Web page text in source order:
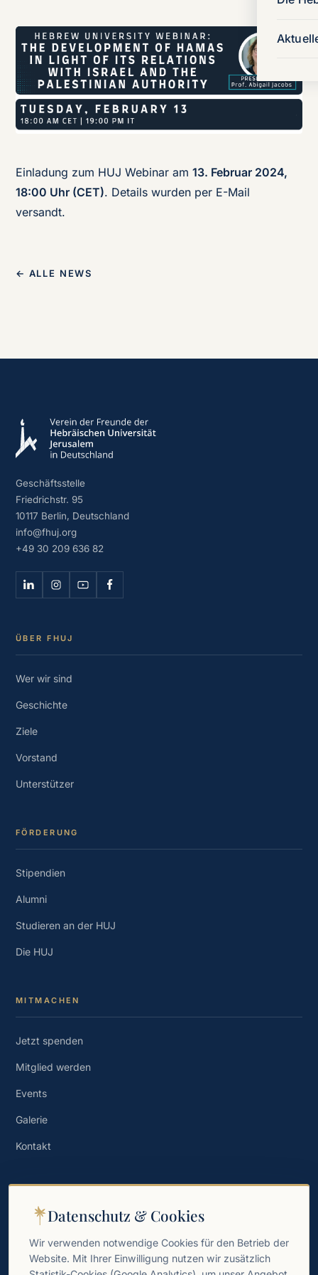
Einladung zum HUJ Webinar am 13. Februar 2024,
18:00 Uhr (CET). Details wurden per E-Mail
versandt.
← ALLE NEWS
Geschäftsstelle
Friedrichstr. 95
10117 Berlin, Deutschland
info@fhuj.org
+49 30 209 636 82
ÜBER FHUJ
Wer wir sind
Geschichte
Ziele
Vorstand
Unterstützer
FÖRDERUNG
Stipendien
Alumni
Studieren an der HUJ
Die HUJ
MITMACHEN
Jetzt spenden
Mitglied werden
Events
Galerie
Kontakt
Datenschutz & Cookies
Wir verwenden notwendige Cookies für den Betrieb der
Website. Mit Ihrer Einwilligung nutzen wir zusätzlich